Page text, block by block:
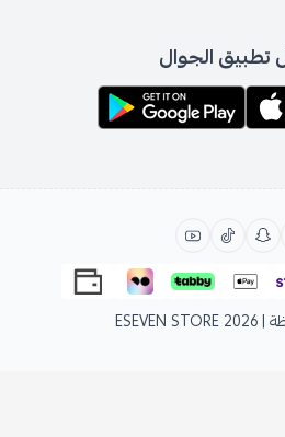
تطبيق الجوال
ESEVEN STORE